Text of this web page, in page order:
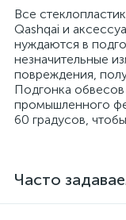
Все
Qashqai и
нуждаются в
незначительные
повреждения,
Подгонка
промышленного
60 градусов,
Часто